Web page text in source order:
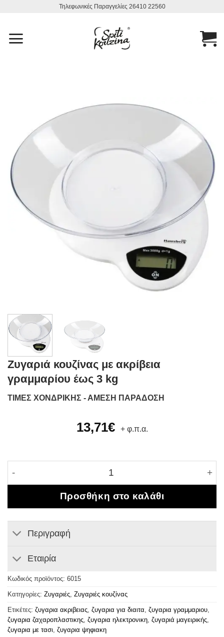
Τηλεφωνικές Παραγγελίες 26410 22560
Ζυγαριά κουζίνας με ακρίβεια
γραμμαρίου έως 3 kg
ΤΙΜΕΣ ΧΟΝΔΡΙΚΗΣ - ΑΜΕΣΗ ΠΑΡΑΔΟΣΗ
13,71€ + φ.π.α.
Προσθήκη στο καλάθι
Περιγραφή
Εταιρία
Κωδικός προϊόντος: 6015
Κατηγορίες: Ζυγαριές Ζυγαριές κουζίνας
Ετικέτες: ζυγαρια ακριβειας ζυγαρια για διαιτα ζυγαρια γραμμαριου
ζυγαρια ζαχαροπλαστικης ζυγαρια ηλεκτρονικη ζυγαριά μαγειρικής
ζυγαρια με τασι ζυγαρια ψηφιακη